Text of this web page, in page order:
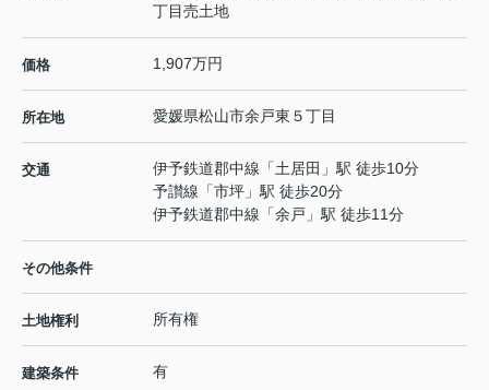
丁目売土地
価格 1,907万円
所在地 愛媛県松山市余戸東 ５丁目
交通 伊予鉄道郡中線 「土居田 」駅 徒歩10分
予讃線 「市坪 」駅 徒歩20分
伊予鉄道郡中線 「余戸 」駅 徒歩11分
その他条件
土地権利 所有権
建築条件 有